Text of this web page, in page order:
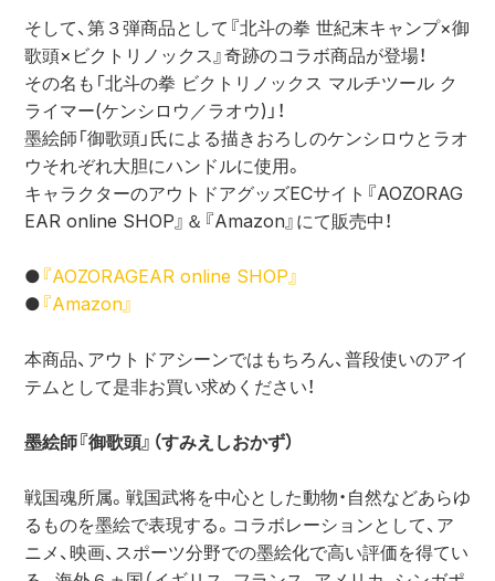
そして、第３弾商品として『北斗の拳 世紀末キャンプ×御
歌頭×ビクトリノックス』奇跡のコラボ商品が登場！
その名も「北斗の拳 ビクトリノックス マルチツール ク
ライマー(ケンシロウ／ラオウ)」！
墨絵師「御歌頭」氏による描きおろしのケンシロウとラオ
ウそれぞれ大胆にハンドルに使用。
キャラクターのアウトドアグッズECサイト『AOZORAG
EAR online SHOP』＆『Amazon』にて販売中！
● 『AOZORAGEAR online SHOP』
● 『Amazon』
本商品、アウトドアシーンではもちろん、普段使いのアイ
テムとして是非お買い求めください！
墨絵師『御歌頭』（すみえしおかず）
戦国魂所属。戦国武将を中心とした動物・自然などあらゆ
るものを墨絵で表現する。コラボレーションとして、ア
ニメ、映画、スポーツ分野での墨絵化で高い評価を得てい